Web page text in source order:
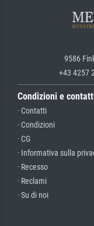
9586
+43 4257
Condizioni e
· Contatti
· Condizioni
· CG
· Informativa sulla
· Recesso
· Reclami
· Su di noi